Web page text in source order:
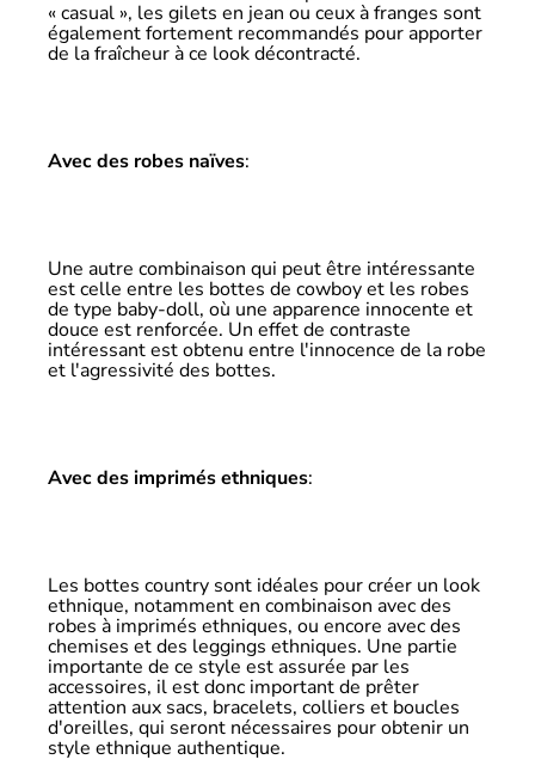
« casual », les gilets en jean ou ceux à franges sont
également fortement recommandés pour apporter
de la fraîcheur à ce look décontracté.
Avec des robes naïves:
Une autre combinaison qui peut être intéressante
est celle entre les bottes de cowboy et les robes
de type baby-doll, où une apparence innocente et
douce est renforcée. Un effet de contraste
intéressant est obtenu entre l'innocence de la robe
et l'agressivité des bottes.
Avec des imprimés ethniques:
Les bottes country sont idéales pour créer un look
ethnique, notamment en combinaison avec des
robes à imprimés ethniques, ou encore avec des
chemises et des leggings ethniques. Une partie
importante de ce style est assurée par les
accessoires, il est donc important de prêter
attention aux sacs, bracelets, colliers et boucles
d'oreilles, qui seront nécessaires pour obtenir un
style ethnique authentique.